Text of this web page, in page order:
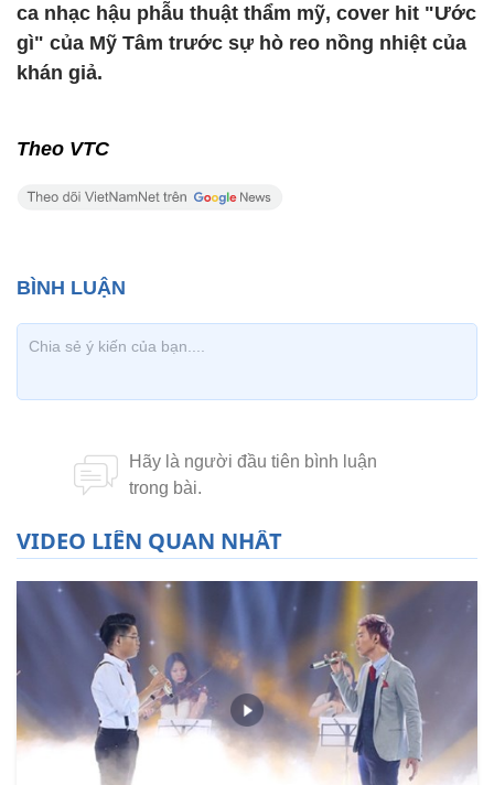
ca nhạc hậu phẫu thuật thẩm mỹ, cover hit "Ước
gì" của Mỹ Tâm trước sự hò reo nồng nhiệt của
khán giả.
Theo VTC
VIDEO LIÊN QUAN NHẤT